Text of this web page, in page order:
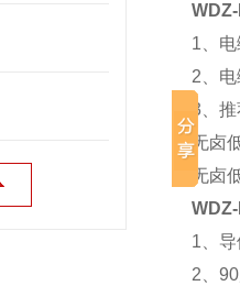
1、
2、
3、
无卤
无卤
1、
2、